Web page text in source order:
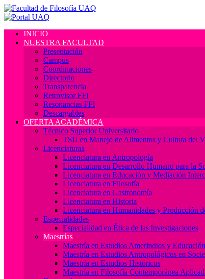
INICIO
NUESTRA FACULTAD
Presentación
Campus
Coordinaciones
Directorio
Transparencia
Retrovisor FFi
Resonancias FFI
Descargables
OFERTA ACADÉMICA
Técnico Superior Universitario
TSU en Manejo de Alimentos y Cultura del
Licenciaturas
Licenciatura en Antropología
Licenciatura en Desarrollo Humano para la
Licenciatura en Educación y Mediación
Licenciatura en Filosofía
Licenciatura en Gastronomía
Licenciatura en Historia
Licenciatura en Humanidades y Producción
Especialidades
Especialidad en Ética de las Investigaciones
Maestrías
Maestría en Estudios Amerindios y
Maestría en Estudios Antropológicos en
Maestría en Estudios Históricos
Maestría en Filosofía Contemporánea